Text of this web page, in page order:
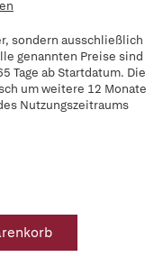
sondern ausschließlich
genannten Preise sind
Tage ab Startdatum. Die
um weitere 12 Monate
Nutzungszeitraums